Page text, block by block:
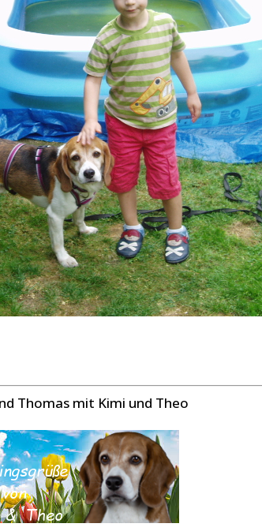
Thomas mit Kimi und Theo